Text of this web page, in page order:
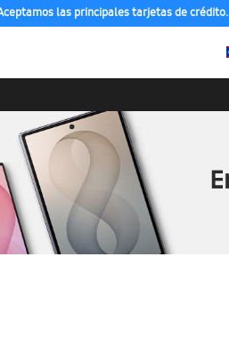
las principales tarjetas de crédito.